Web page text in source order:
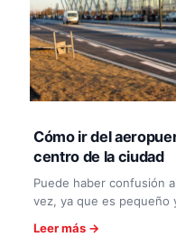
Cómo ir del
centro de la ciudad
Puede haber confusión
vez, ya que es pequeño
Leer más →